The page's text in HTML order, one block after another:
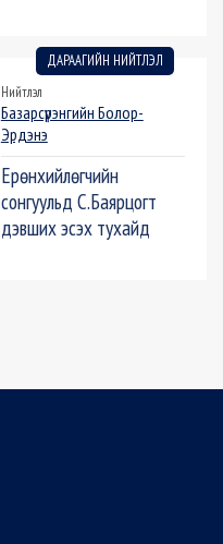
ДАРААГИЙН НИЙТЛЭЛ
Нийтлэл
Базарсүрэнгийн Болор-
Эрдэнэ
Ерөнхийлөгчийн
сонгуульд С.Баярцогт
дэвших эсэх тухайд